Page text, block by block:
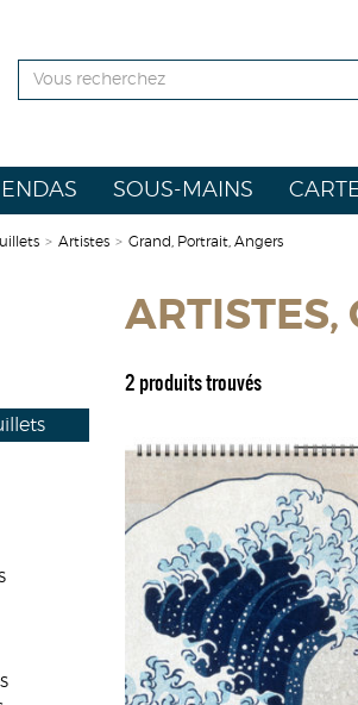
SOUS-MAINS
> Artistes > Grand, Portrait, Angers
ARTISTES,
2 produits trouvés